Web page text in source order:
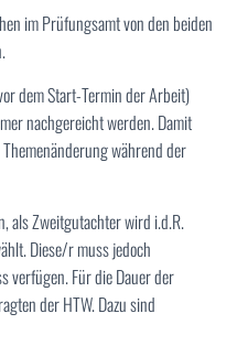
im Prüfungsamt von den beiden
dem Start-Termin der Arbeit)
nachgereicht werden. Damit
während der
als Zweitgutachter wird i.d.R.
Diese/r muss jedoch
verfügen. Für die Dauer der
der HTW. Dazu sind